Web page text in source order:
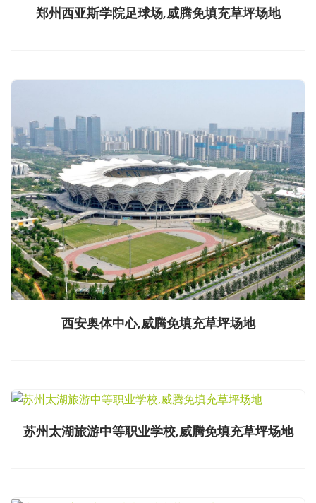
郑州西亚斯学院足球场,威腾免填充草坪场地
西安奥体中心,威腾免填充草坪场地
苏州太湖旅游中等职业学校,威腾免填充草坪场地